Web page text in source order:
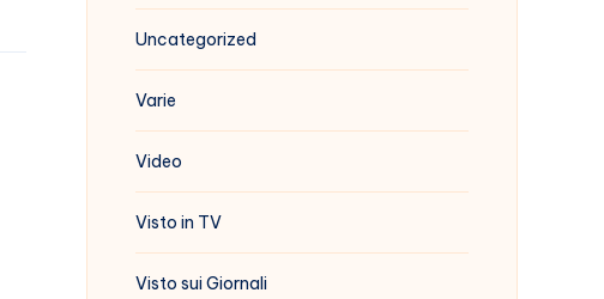
Uncategorized
Varie
Video
Visto in TV
Visto sui Giornali